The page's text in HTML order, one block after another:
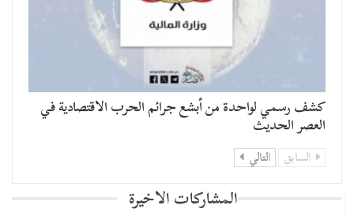
كشف رسمي لواحدة من أبشع جرائم الحرب الاقتصادية في
العصر الحديث
السابق التالي
المشاركات الاخيرة